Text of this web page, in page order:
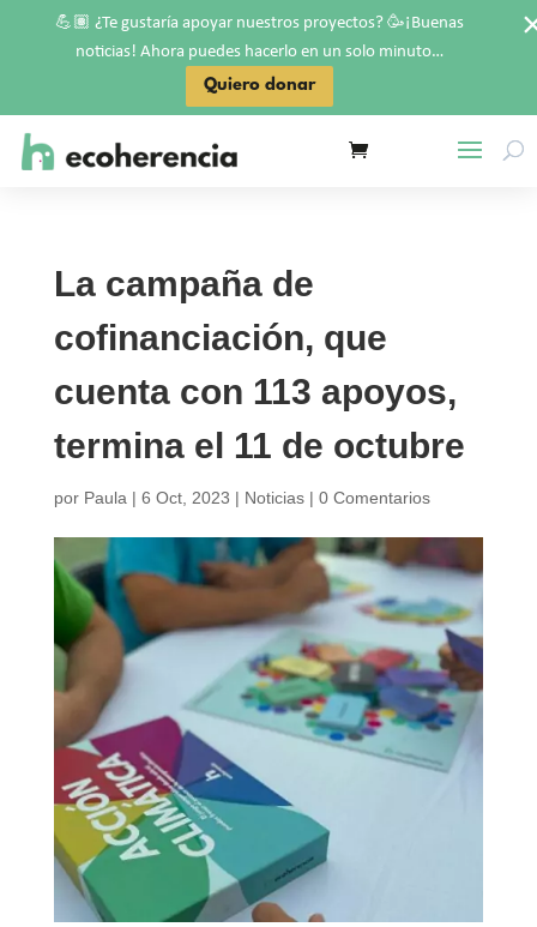
La campaña de
cofinanciación, que
cuenta con 113 apoyos,
termina el 11 de octubre
por Paula | 6 Oct, 2023 | Noticias| 0 Comentarios
💪🏽 ¿Te gustaría apoyar nuestros proyectos? 🥳¡Buenas
noticias! Ahora puedes hacerlo en un solo minuto…
Quiero donar